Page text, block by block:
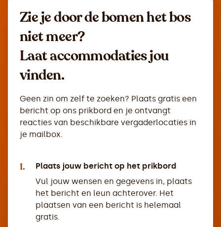
Zie je door de bomen het bos
niet meer?
Laat accommodaties jou
vinden.
Geen zin om zelf te zoeken? Plaats gratis een
bericht op ons prikbord en je ontvangt
reacties van beschikbare vergaderlocaties in
je mailbox.
1.
Plaats jouw bericht op het prikbord
Vul jouw wensen en gegevens in, plaats
het bericht en leun achterover. Het
plaatsen van een bericht is helemaal
gratis.